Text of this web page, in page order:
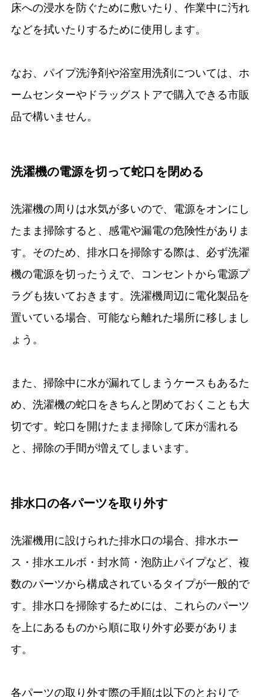
床への浸水を防ぐために敷いたり、作業中に汚れ
などを拭いたりするために使用します。
なお、パイプ洗浄剤や浴室用洗剤については、ホ
ームセンターやドラッグストアで購入できる市販
品で構いません。
洗濯機の電源を切って蛇口を閉める
洗濯機の周りは水気が多いので、電源をオンにし
たまま掃除すると、感電や漏電の危険性がありま
す。そのため、排水口を掃除する際は、必ず洗濯
機の電源を切ったうえで、コンセントから電源プ
ラグも抜いておきます。洗濯機周辺に電化製品を
置いている場合、可能なら離れた場所に移しまし
ょう。
また、掃除中に水が漏れてしまうケースもあるた
め、洗濯機の蛇口をきちんと閉めておくことも大
切です。蛇口を開けたまま掃除して床が濡れる
と、掃除の手間が増えてしまいます。
排水口の各パーツを取り外す
洗濯機用に設けられた排水口の場合、排水ホー
ス・排水エルボ・封水筒・泡防止パイプなど、複
数のパーツから構成されているタイプが一般的で
す。排水口を掃除するためには、これらのパーツ
を上にあるものから順に取り外す必要がありま
す。
各パーツの取り外す際の手順は以下のとおりで